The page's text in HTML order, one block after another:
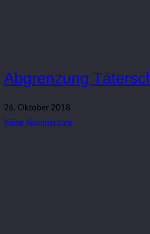
Abgrenzung
26. Oktober 2018
Keine Kommentare